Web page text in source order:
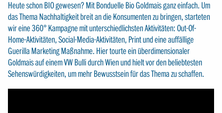
Heute schon BIO gewesen? Mit Bonduelle Bio Goldmais ganz einfach. Um
das Thema Nachhaltigkeit breit an die Konsumenten zu bringen, starteten
wir eine 360° Kampagne mit unterschiedlichsten Aktivitäten: Out-Of-
Home-Aktivitäten, Social-Media-Aktivitäten, Print und eine auffällige
Guerilla Marketing Maßnahme. Hier tourte ein überdimensionaler
Goldmais auf einem VW Bulli durch Wien und hielt vor den beliebtesten
Sehenswürdigkeiten, um mehr Bewusstsein für das Thema zu schaffen.